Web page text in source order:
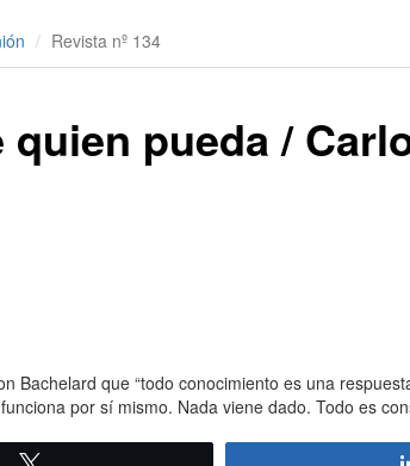
Revista nº 134
quien pueda /
Bachelard que “todo conocimiento es una
por sí mismo. Nada viene dado. Todo es